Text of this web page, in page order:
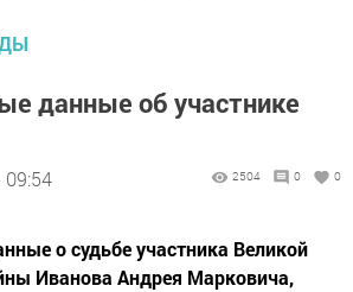
данные об участнике
09:54 2504 0 0
о судьбе участника Великой
Иванова Андрея Марковича,